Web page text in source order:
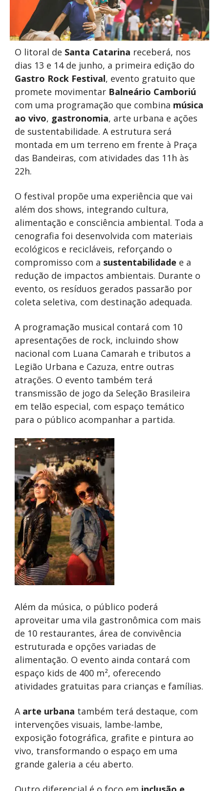
O litoral de Santa Catarina receberá, nos
dias 13 e 14 de junho, a primeira edição do
Gastro Rock Festival, evento gratuito que
promete movimentar Balneário Camboriú
com uma programação que combina música
ao vivo, gastronomia, arte urbana e ações
de sustentabilidade. A estrutura será
montada em um terreno em frente à Praça
das Bandeiras, com atividades das 11h às
22h.
O festival propõe uma experiência que vai
além dos shows, integrando cultura,
alimentação e consciência ambiental. Toda a
cenografia foi desenvolvida com materiais
ecológicos e recicláveis, reforçando o
compromisso com a sustentabilidade e a
redução de impactos ambientais. Durante o
evento, os resíduos gerados passarão por
coleta seletiva, com destinação adequada.
A programação musical contará com 10
apresentações de rock, incluindo show
nacional com Luana Camarah e tributos a
Legião Urbana e Cazuza, entre outras
atrações. O evento também terá
transmissão de jogo da Seleção Brasileira
em telão especial, com espaço temático
para o público acompanhar a partida.
Além da música, o público poderá
aproveitar uma vila gastronômica com mais
de 10 restaurantes, área de convivência
estruturada e opções variadas de
alimentação. O evento ainda contará com
espaço kids de 400 m², oferecendo
atividades gratuitas para crianças e famílias.
A arte urbana também terá destaque, com
intervenções visuais, lambe-lambe,
exposição fotográfica, grafite e pintura ao
vivo, transformando o espaço em uma
grande galeria a céu aberto.